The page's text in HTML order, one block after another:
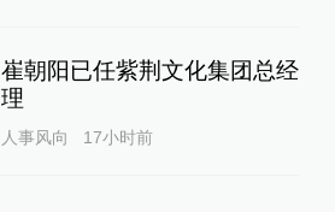
崔朝阳已任紫荆文化集团总经
理
人事风向 17小时前